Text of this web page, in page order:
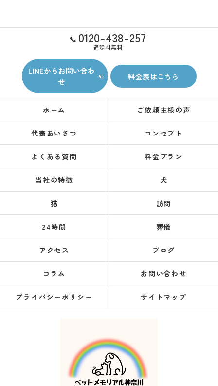
0120-438-257
通話料無料
LINEからお問い合わ
せ
料金表はこちら
ホーム ご依頼主様の声
代表あいさつ コンセプト
よくある質問 料金プラン
当社の特徴 犬
猫 訪問
24時間 葬儀
アクセス ブログ
コラム お問い合わせ
プライバシーポリシー サイトマップ